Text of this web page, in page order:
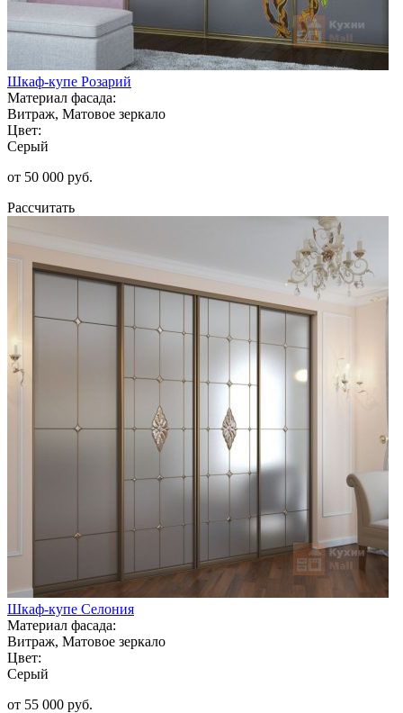
Шкаф-купе Розарий
Материал фасада:
Витраж, Матовое зеркало
Цвет:
Серый
от 50 000 руб.
Рассчитать
Шкаф-купе Селония
Материал фасада:
Витраж, Матовое зеркало
Цвет:
Серый
от 55 000 руб.